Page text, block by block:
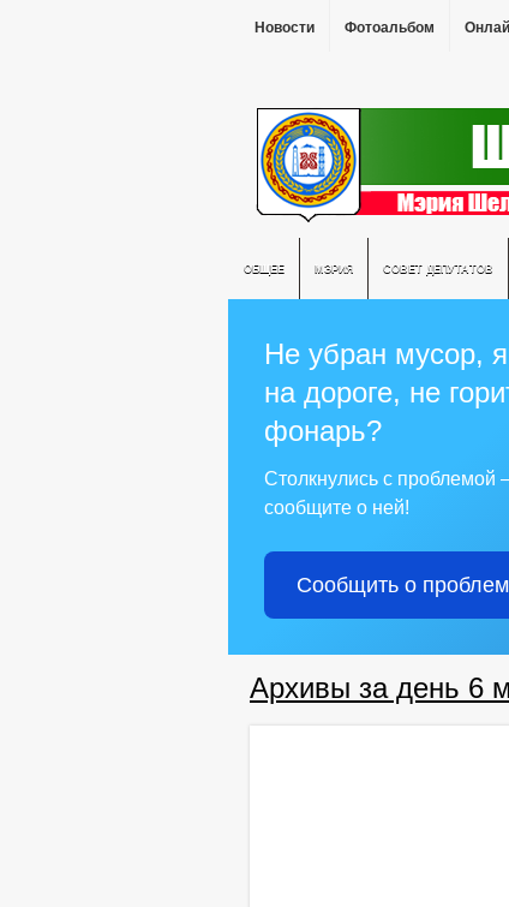
Новости Фотоальбом
ОБЩЕЕ МЭРИЯ СОВЕТ ДЕПУТАТОВ
Не убран мусор,
на дороге, не
фонарь?
Столкнулись с проблемой
сообщите о ней!
Сообщить о
Архивы за день 6